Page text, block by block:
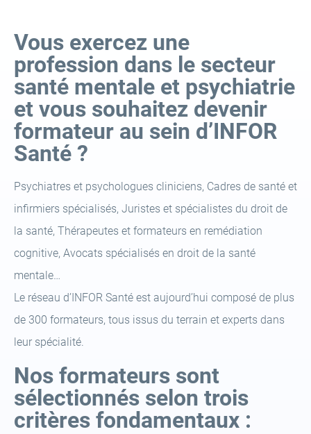
Vous exercez une
profession dans le secteur
santé mentale et psychiatrie
et vous souhaitez devenir
formateur au sein d’INFOR
Santé ?
Psychiatres et psychologues cliniciens, Cadres de santé et
infirmiers spécialisés, Juristes et spécialistes du droit de
la santé, Thérapeutes et formateurs en remédiation
cognitive, Avocats spécialisés en droit de la santé
mentale…
Le réseau d’INFOR Santé est aujourd’hui composé de plus
de 300 formateurs, tous issus du terrain et experts dans
leur spécialité.
Nos formateurs sont
sélectionnés selon trois
critères fondamentaux :